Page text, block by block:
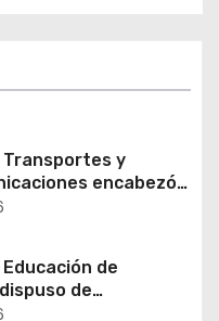
Transportes y
encabezó
de coordinación
de cables en
de
de
para apoyar